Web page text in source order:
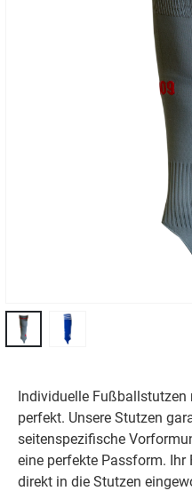
Individuelle Fußballstutzen
perfekt. Unsere Stutzen
seitenspezifische
eine perfekte Passform. Ihr
direkt in die Stutzen